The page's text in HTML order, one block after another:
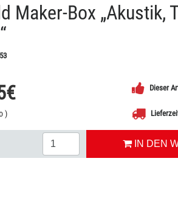
Maker-Box „Akustik,
€
)
Dieser
IN DEN